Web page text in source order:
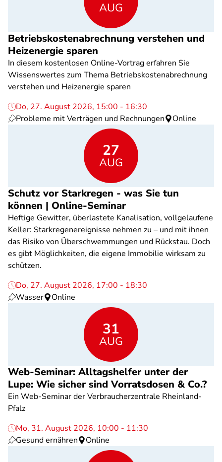
AUG
Betriebskostenabrechnung verstehen und
Heizenergie sparen
In diesem kostenlosen Online-Vortrag erfahren Sie
Wissenswertes zum Thema Betriebskostenabrechnung
verstehen und Heizenergie sparen
Do, 27. August 2026, 15:00 - 16:30
Probleme mit Verträgen und Rechnungen
Online
27
AUG
Schutz vor Starkregen - was Sie tun
können | Online-Seminar
Heftige Gewitter, überlastete Kanalisation, vollgelaufene
Keller: Starkregenereignisse nehmen zu – und mit ihnen
das Risiko von Überschwemmungen und Rückstau. Doch
es gibt Möglichkeiten, die eigene Immobilie wirksam zu
schützen.
Do, 27. August 2026, 17:00 - 18:30
Wasser
Online
31
AUG
Web-Seminar: Alltagshelfer unter der
Lupe: Wie sicher sind Vorratsdosen & Co.?
Ein Web-Seminar der Verbraucherzentrale Rheinland-
Pfalz
Mo, 31. August 2026, 10:00 - 11:30
Gesund ernähren
Online